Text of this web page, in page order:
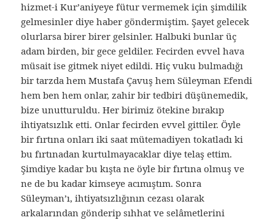
hizmet-i Kur’aniyeye fütur vermemek için şimdilik
gelmesinler diye haber göndermiştim. Şayet gelecek
olurlarsa birer birer gelsinler. Halbuki bunlar üç
adam birden, bir gece geldiler. Fecirden evvel hava
müsait ise gitmek niyet edildi. Hiç vuku bulmadığı
bir tarzda hem Mustafa Çavuş hem Süleyman Efendi
hem ben hem onlar, zahir bir tedbiri düşünemedik,
bize unutturuldu. Her birimiz ötekine bırakıp
ihtiyatsızlık etti. Onlar fecirden evvel gittiler. Öyle
bir fırtına onları iki saat mütemadiyen tokatladı ki
bu fırtınadan kurtulmayacaklar diye telaş ettim.
Şimdiye kadar bu kışta ne öyle bir fırtına olmuş ve
ne de bu kadar kimseye acımıştım. Sonra
Süleyman’ı, ihtiyatsızlığının cezası olarak
arkalarından gönderip sıhhat ve selâmetlerini